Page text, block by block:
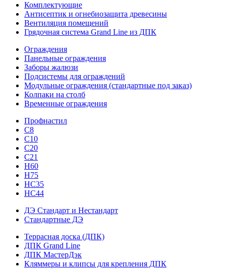
Комплектующие
Антисептик и огнебиозащита древесины
Вентиляция помещений
Грядочная система Grand Line из ДПК
Ограждения
Панельные ограждения
Заборы жалюзи
Подсистемы для ограждений
Модульные ограждения (стандартные под заказ)
Колпаки на столб
Временные ограждения
Профнастил
С8
С10
С20
С21
H60
H75
HС35
НС44
ДЭ Стандарт и Нестандарт
Стандартные ДЭ
Террасная доска (ДПК)
ДПК Grand Line
ДПК МастерДэк
Кляммеры и клипсы для крепления ДПК